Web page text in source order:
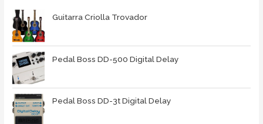
Guitarra Criolla Trovador
Pedal Boss DD-500 Digital Delay
Pedal Boss DD-3t Digital Delay